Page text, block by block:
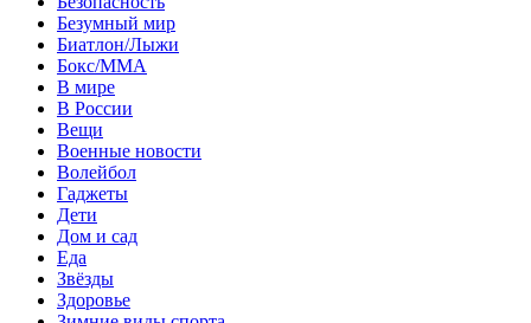
Безумный мир
Биатлон/Лыжи
Бокс/MMA
В мире
В России
Вещи
Военные новости
Волейбол
Гаджеты
Дети
Дом и сад
Еда
Звёзды
Здоровье